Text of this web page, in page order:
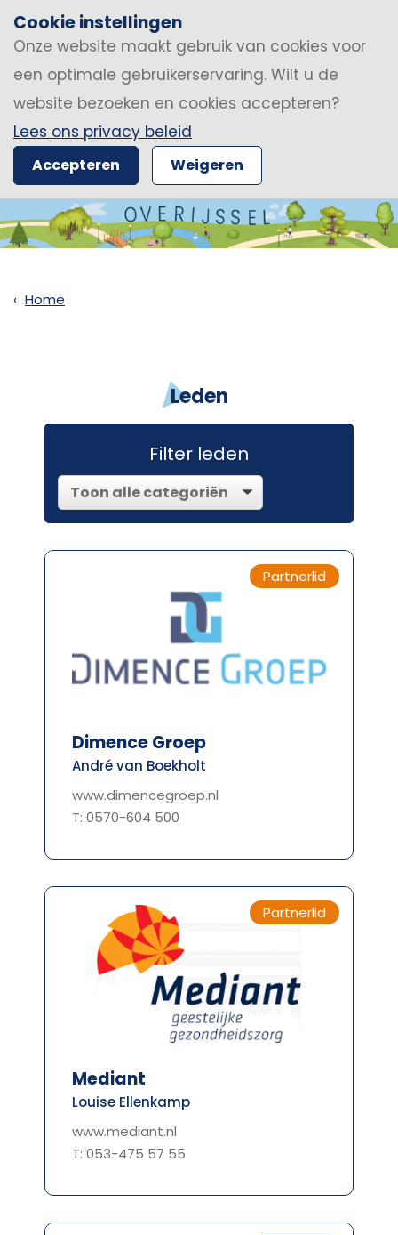
Cookie instellingen
Onze website maakt gebruik van cookies voor
een optimale gebruikerservaring. Wilt u de
website bezoeken en cookies accepteren?
Lees ons privacy beleid
Accepteren Weigeren
Home
Leden
Filter leden
Partnerlid
Dimence Groep
André van Boekholt
www.dimencegroep.nl
T: 0570-604 500
Partnerlid
Mediant
Louise Ellenkamp
www.mediant.nl
T: 053-475 57 55